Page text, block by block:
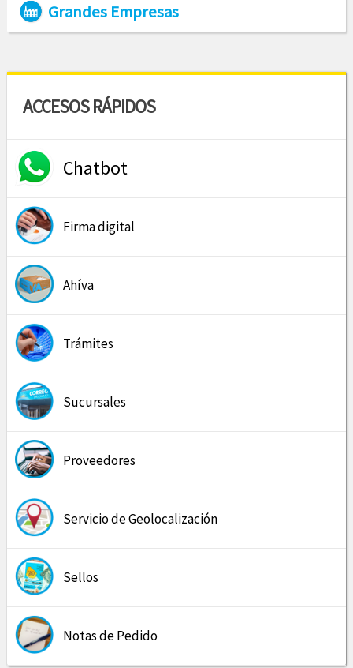
Grandes Empresas
ACCESOS RÁPIDOS
Chatbot
Firma digital
Ahíva
Trámites
Sucursales
Proveedores
Servicio de Geolocalización
Sellos
Notas de Pedido